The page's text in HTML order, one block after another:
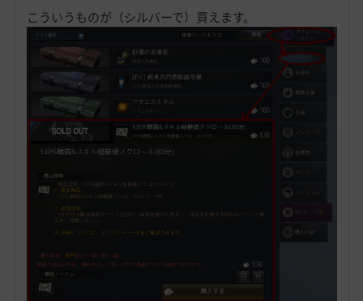
こういうものが（シルバーで）買えます。